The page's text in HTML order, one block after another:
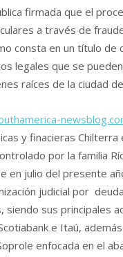
firmada que el
a través de
consta en un título de
legales que se
raíces de la ciudad
y finacieras Chilterra
por la familia
en julio del presente
judicial por
siendo sus principales
e Itaú,
enfocada en el